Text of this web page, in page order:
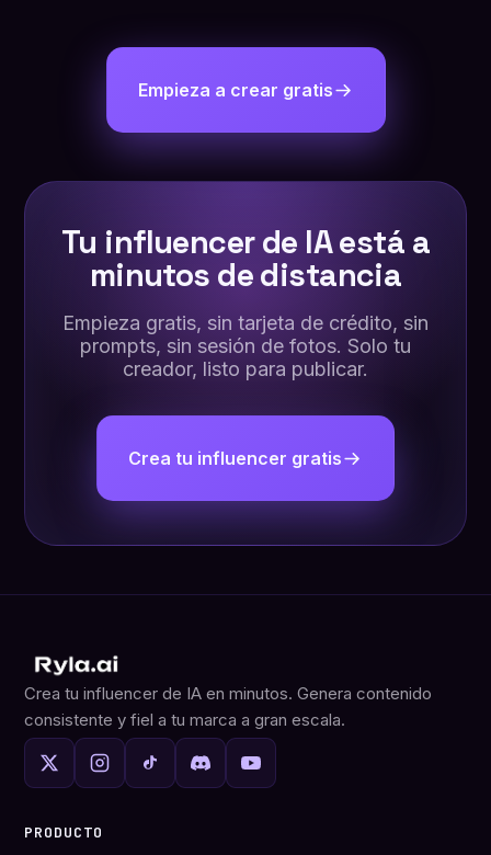
Empieza a crear gratis
Tu influencer de IA está a
minutos de distancia
Empieza gratis, sin tarjeta de crédito, sin
prompts, sin sesión de fotos. Solo tu
creador, listo para publicar.
Crea tu influencer gratis
Crea tu influencer de IA en minutos. Genera contenido
consistente y fiel a tu marca a gran escala.
PRODUCTO